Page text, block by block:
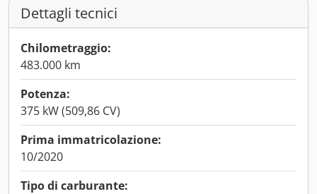
Dettagli tecnici
Chilometraggio:
483.000 km
Potenza:
375 kW (509,86 CV)
Prima immatricolazione:
10/2020
Tipo di carburante: